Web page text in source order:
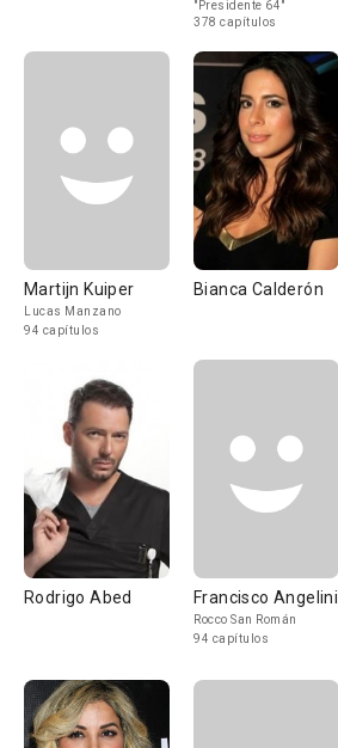
"Presidente 64"
378 capítulos
Martijn Kuiper
Lucas Manzano
94 capítulos
Bianca Calderón
Rodrigo Abed Francisco Angelini
Rocco San Román
94 capítulos